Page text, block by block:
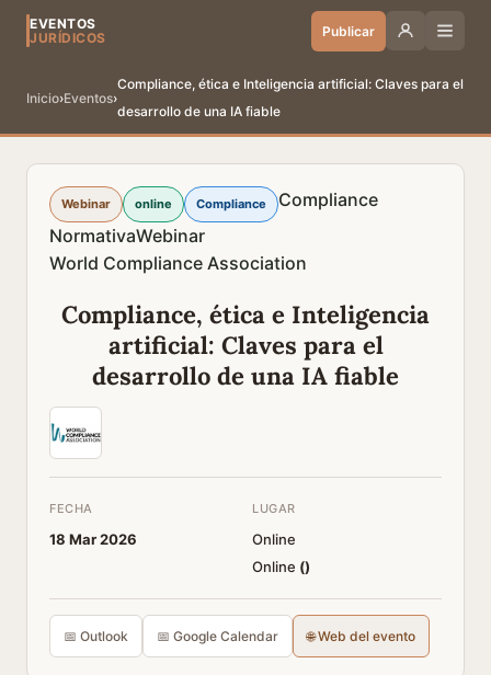
EVENTOS
JURÍDICOS
Publicar
Inicio›Eventos›
Compliance, ética e Inteligencia artificial: Claves para el
desarrollo de una IA fiable
Webinar online Compliance
Compliance
NormativaWebinar
World Compliance Association
Compliance, ética e Inteligencia
artificial: Claves para el
desarrollo de una IA fiable
FECHA
18 Mar 2026
LUGAR
Online
Online ()
📅 Outlook 📅 Google Calendar 🌐 Web del evento